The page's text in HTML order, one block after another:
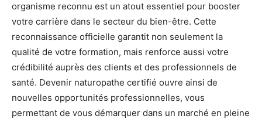
organisme reconnu est un atout essentiel pour booster
votre carrière dans le secteur du bien-être. Cette
reconnaissance officielle garantit non seulement la
qualité de votre formation, mais renforce aussi votre
crédibilité auprès des clients et des professionnels de
santé. Devenir naturopathe certifié ouvre ainsi de
nouvelles opportunités professionnelles, vous
permettant de vous démarquer dans un marché en pleine